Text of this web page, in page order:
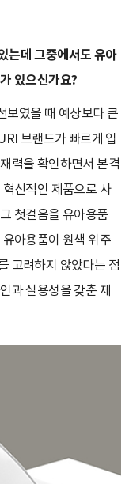
는데 그중에서도 유아
있으신가요?
보였을 때 예상보다 큰
브랜드가 빠르게 입
력을 확인하면서 본격
신적인 제품으로 사
첫걸음을 유아용품
아용품이 원색 위주
고려하지 않았다는 점
과 실용성을 갖춘 제